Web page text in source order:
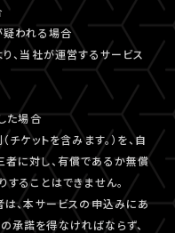
われる場合
、当社が運営するサービス
た場合
ケットを含みます。）を、自
者に対し、有償であるか無償
することはできません。
、本サービスの申込みにあ
承諾を得なければならず、